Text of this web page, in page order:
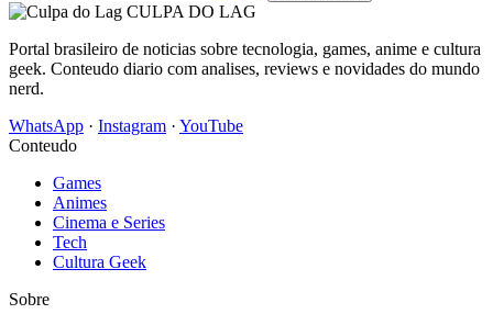
CULPA DO LAG
Portal brasileiro de noticias sobre tecnologia, games, anime e cultura
geek. Conteudo diario com analises, reviews e novidades do mundo
nerd.
WhatsApp · Instagram · YouTube
Conteudo
Games
Animes
Cinema e Series
Tech
Cultura Geek
Sobre